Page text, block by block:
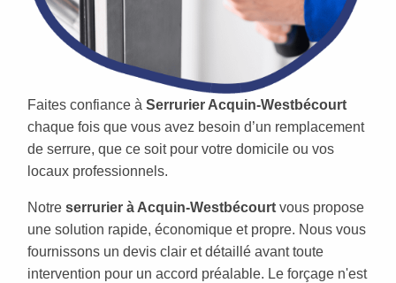
Faites confiance à Serrurier Acquin-Westbécourt
chaque fois que vous avez besoin d’un remplacement
de serrure, que ce soit pour votre domicile ou vos
locaux professionnels.
Notre serrurier à Acquin-Westbécourt vous propose
une solution rapide, économique et propre. Nous vous
fournissons un devis clair et détaillé avant toute
intervention pour un accord préalable. Le forçage n'est